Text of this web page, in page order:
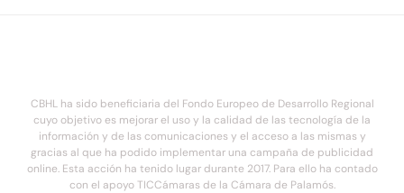
CBHL ha sido beneficiaria del Fondo Europeo de Desarrollo Regional
cuyo objetivo es mejorar el uso y la calidad de las tecnología de la
información y de las comunicaciones y el acceso a las mismas y
gracias al que ha podido implementar una campaña de publicidad
online. Esta acción ha tenido lugar durante 2017. Para ello ha contado
con el apoyo TICCámaras de la Cámara de Palamós.